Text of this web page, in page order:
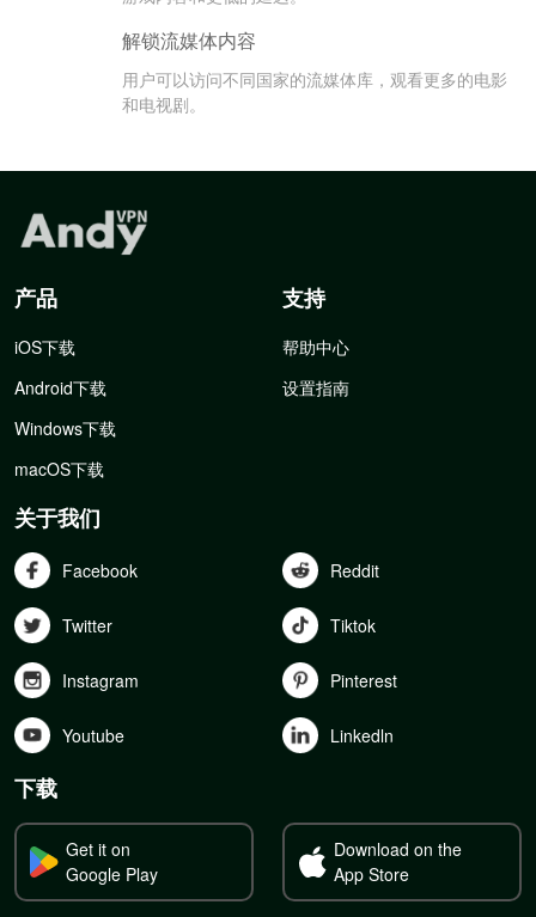
解锁流媒体内容
用户可以访问不同国家的流媒体库，观看更多的电影
和电视剧。
产品
iOS下载
Android下载
Windows下载
macOS下载
支持
帮助中心
设置指南
关于我们
Facebook Reddit
Twitter Tiktok
Instagram Pinterest
Youtube Linkedln
下载
Get it on
Google Play
Download on the
App Store